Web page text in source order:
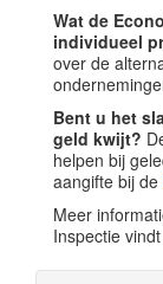
Wat de
individueel
over de
Bent u het
geld kwijt?
helpen bij
aangifte bij de
Meer
Inspectie